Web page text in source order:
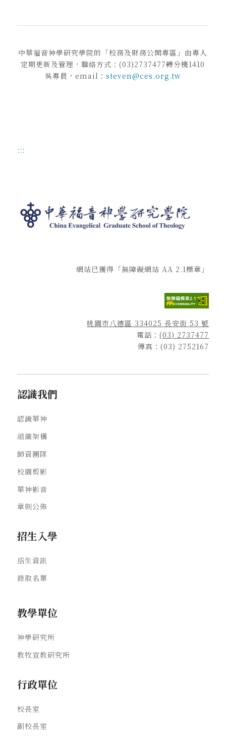
中華福音神學研究學院的「校務及財務公開專區」由專人
定期更新及管理，聯絡方式：(03)2737477轉分機1410
吳專員，email： steven@ces.org.tw
:::
網站已獲得「無障礙網站 AA 2.1標章」
桃園市八德區 334025 長安街 53 號
電話：(03) 2737477
傳真：(03) 2752167
認識我們
認識華神
組織架構
師資團隊
校園剪影
華神影音
章則公佈
招生入學
招生資訊
錄取名單
教學單位
神學研究所
教牧宣教研究所
行政單位
校長室
副校長室